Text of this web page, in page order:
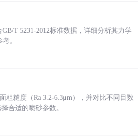
T 5231-2012标准数据，详细分析其力学
。
粗糙度（Ra 3.2-6.3μm），并对比不同目数
合适的喷砂参数。